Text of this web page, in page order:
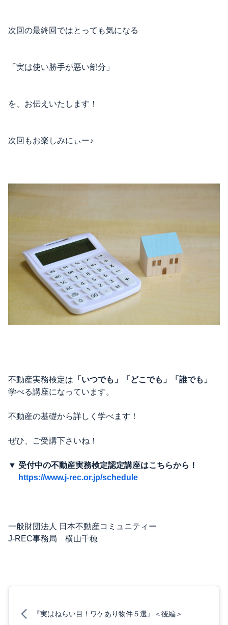
次回の最終回ではとっても気になる
「実は使い勝手が悪い部分」
を、お伝えいたします！
次回もお楽しみにぃー♪
不動産実務検定は 「いつでも」「どこでも」「誰でも」
学べる講座になっています。
不動産の基礎から詳しく学べます！
ぜひ、ご受講下さいね！
▼ 受付中の不動産実務検定認定講座はこちらから！
https://www.j-rec.or.jp/schedule
一般財団法人 日本不動産コミュニティー
J-REC事務局 横山千穂
『実はねらい目！ワケあり物件５選』＜後編＞